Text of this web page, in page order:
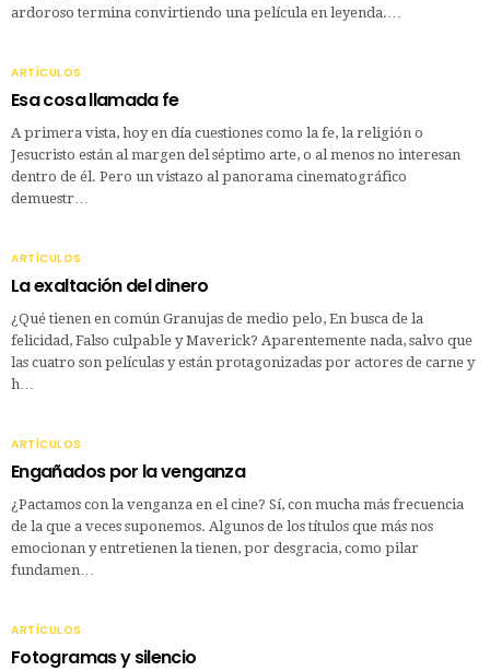
ardoroso termina convirtiendo una película en leyenda.…
ARTÍCULOS
Esa cosa llamada fe
A primera vista, hoy en día cuestiones como la fe, la religión o
Jesucristo están al margen del séptimo arte, o al menos no interesan
dentro de él. Pero un vistazo al panorama cinematográfico
demuestr…
ARTÍCULOS
La exaltación del dinero
¿Qué tienen en común Granujas de medio pelo, En busca de la
felicidad, Falso culpable y Maverick? Aparentemente nada, salvo que
las cuatro son películas y están protagonizadas por actores de carne y
h…
ARTÍCULOS
Engañados por la venganza
¿Pactamos con la venganza en el cine? Sí, con mucha más frecuencia
de la que a veces suponemos. Algunos de los títulos que más nos
emocionan y entretienen la tienen, por desgracia, como pilar
fundamen…
ARTÍCULOS
Fotogramas y silencio